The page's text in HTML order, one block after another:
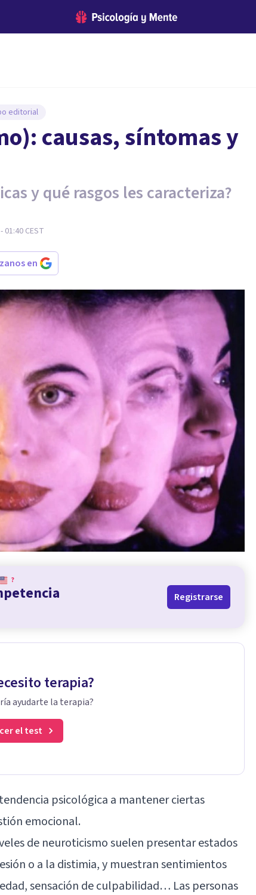
editorial
causas, síntomas y
y qué rasgos les caracteriza?
01:40 CEST
en
?
Registrarse
terapia?
ayudarte la terapia?
el test
psicológica a mantener ciertas
emocional.
de neuroticismo suelen presentar estados
o a la distimia, y muestran sentimientos
, sensación de culpabilidad… Las personas